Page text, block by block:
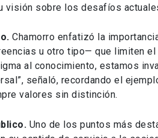
visión sobre los desafíos
Chamorro enfatizó la
u otro tipo— que limiten el
al conocimiento, estamos
señaló, recordando el
valores sin distinción.
Uno de los puntos más